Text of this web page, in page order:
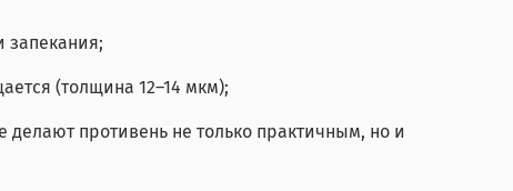
запекания;
(толщина 12–14 мкм);
противень не только практичным, но и